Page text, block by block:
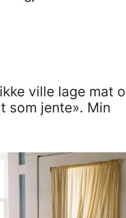
ville lage mat
som jente». Min